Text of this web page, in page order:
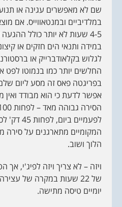
שם לא מאפשרים עגינה או
במלדיביים ובמנטאווייס. אם
4-5 שעות לא יותר כולל ההגעה והחזרה.
במידה ותנאי הים חזקים או
לגלוש בקלאודברייק או
החלשים יותר כמו בנמוטו לפט
בפריגטה פאס זה מסע ליום
אפשר לדעת כי הוא מבודד ואין
לפעמיים
המקומיים מתארגנים על סירה
הלוך ושוב.
ויזה – לא צריך ויזה לפיג'י,
של 22 שעות במקרה של
יומיים טיסה מתישה.